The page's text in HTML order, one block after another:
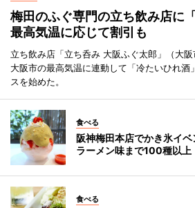
梅田のふぐ専門の立ち飲み店に
最高気温に応じて割引も
立ち飲み店「立ち呑み 大阪ふぐ太郎」（大阪
大阪市の最高気温に連動して「冷たいひれ酒
スを始めた。
食べる
阪神梅田本店でかき氷イ
ラーメン味まで100種以上
食べる